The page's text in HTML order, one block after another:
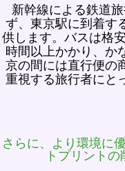
新幹線による鉄道
ず、東京駅に到着す
供します。バスは格
時間以上かかり、か
京の間には直行便の
重視する旅行者にと
さらに、より環境に
トプリント